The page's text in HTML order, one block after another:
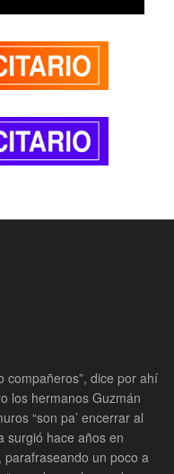
compañeros”, dice por ahí
los hermanos Guzmán
“son pa’ encerrar al
surgió hace años en
un poco a